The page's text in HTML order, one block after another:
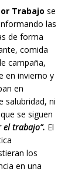
Trabajo se
las
de forma
comida
campaña,
en invierno y
en
salubridad, ni
se siguen
trabajo”. El
los
en una